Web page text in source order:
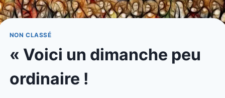
NON CLASSÉ
« Voici un dimanche peu
ordinaire !